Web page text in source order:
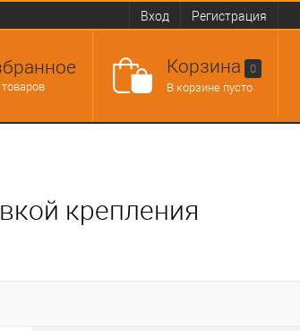
Вход Регистрация
Корзина
0
В корзине пусто
крепления